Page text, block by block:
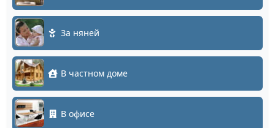
За няней
В частном доме
В офисе